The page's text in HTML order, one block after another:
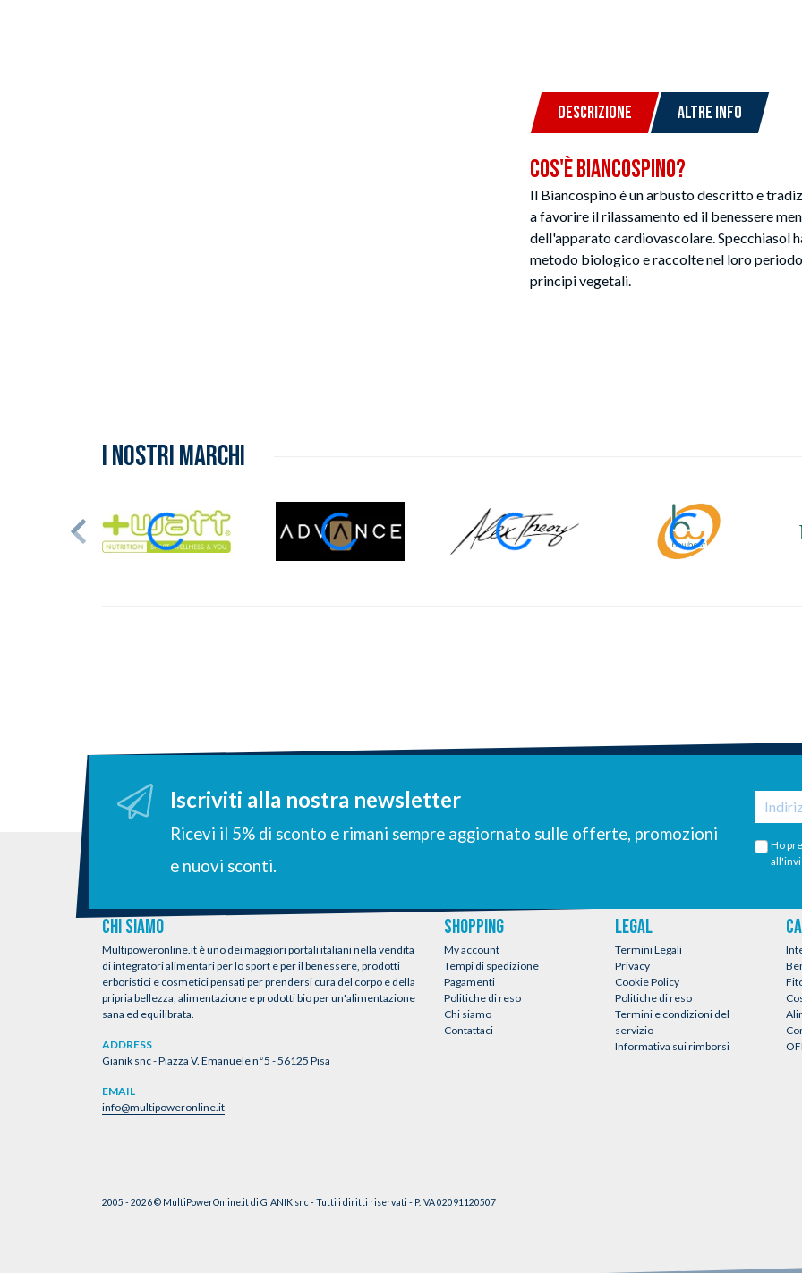
DESCRIZIONE ALTRE INFO
Cos'è Biancospino?
Il Biancospino è un arbusto descritto e
a favorire il rilassamento ed il benessere
dell'apparato cardiovascolare. Specchiasol
metodo biologico e raccolte nel loro
principi vegetali.
I NOSTRI MARCHI
Iscriviti alla nostra newsletter
Ricevi il 5% di sconto e rimani sempre aggiornato sulle offerte, promozioni
e nuovi sconti.
Ho
CHI SIAMO
Multipoweronline.it è uno dei maggiori portali italiani nella vendita
di integratori alimentari per lo sport e per il benessere, prodotti
erboristici e cosmetici pensati per prendersi cura del corpo e della
pripria bellezza, alimentazione e prodotti bio per un'alimentazione
sana ed equilibrata.
ADDRESS
Gianik snc - Piazza V. Emanuele n°5 - 56125 Pisa
EMAIL
info@multipoweronline.it
SHOPPING
My account
Tempi di spedizione
Pagamenti
Politiche di reso
Chi siamo
Contattaci
LEGAL
Termini Legali
Privacy
Cookie Policy
Politiche di reso
Termini e condizioni del
servizio
Informativa sui rimborsi
2005 - 2026 © MultiPowerOnline.it di GIANIK snc - Tutti i diritti riservati - P.IVA 02091120507